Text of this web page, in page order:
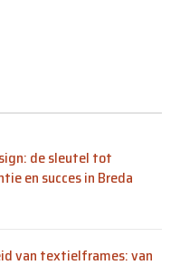
de sleutel tot
en succes in Breda
van textielframes: van